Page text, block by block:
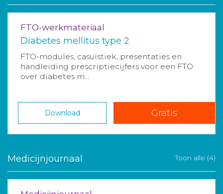
FTO-werkmateriaal
Diabetes mellitus type 2
FTO-modules, casuïstiek, presentaties en
handleiding prescriptiecijfers voor een FTO
over diabetes m...
Download Gratis
Medicijnjournaal Toon alle (4)